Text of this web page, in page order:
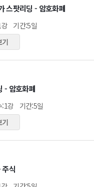
스팟리딩 - 암호화폐
기간:5일
기
- 암호화폐
:1강 기간:5일
기
식